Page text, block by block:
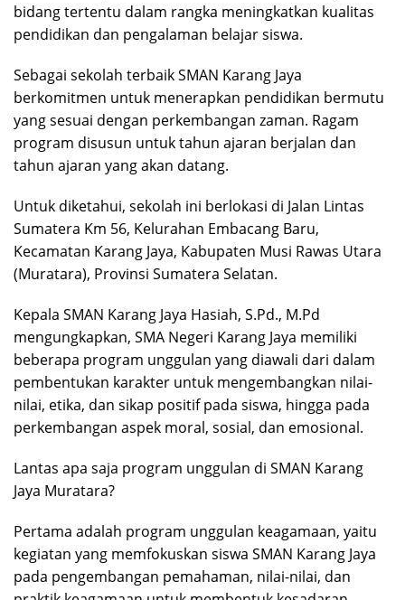
bidang tertentu dalam rangka meningkatkan kualitas
pendidikan dan pengalaman belajar siswa.
Sebagai sekolah terbaik SMAN Karang Jaya
berkomitmen untuk menerapkan pendidikan bermutu
yang sesuai dengan perkembangan zaman. Ragam
program disusun untuk tahun ajaran berjalan dan
tahun ajaran yang akan datang.
Untuk diketahui, sekolah ini berlokasi di Jalan Lintas
Sumatera Km 56, Kelurahan Embacang Baru,
Kecamatan Karang Jaya, Kabupaten Musi Rawas Utara
(Muratara), Provinsi Sumatera Selatan.
Kepala SMAN Karang Jaya Hasiah, S.Pd., M.Pd
mengungkapkan, SMA Negeri Karang Jaya memiliki
beberapa program unggulan yang diawali dari dalam
pembentukan karakter untuk mengembangkan nilai-
nilai, etika, dan sikap positif pada siswa, hingga pada
perkembangan aspek moral, sosial, dan emosional.
Lantas apa saja program unggulan di SMAN Karang
Jaya Muratara?
Pertama adalah program unggulan keagamaan, yaitu
kegiatan yang memfokuskan siswa SMAN Karang Jaya
pada pengembangan pemahaman, nilai-nilai, dan